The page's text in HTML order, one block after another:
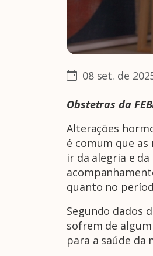
08 set. de
Obstetras da
Alterações
é comum que
ir da alegria e
quanto no
Segundo dados
sofrem de
para a saúde da